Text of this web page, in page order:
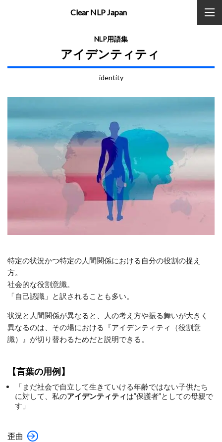
Clear NLP Japan
NLP用語集
アイデンティティ
identity
特定の状況かつ特定の人間関係における自分の役割の捉え
方。
社会的な役割意識。
「自己認識」と訳されることも多い。
状況と人間関係が異なると、人の考え方や振る舞いが大きく
異なるのは、その場における『アイデンティティ（役割意
識）』が切り替わるためだと説明できる。
【言葉の用例】
「まだ社会で自立して生きていける年齢ではない子供たち
に対して、私のアイデンティティは”保護者”としての母親で
す」
歪曲